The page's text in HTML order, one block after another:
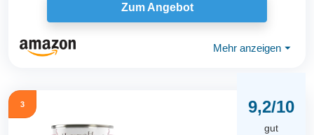
Zum Angebot
Mehr anzeigen ⏷
3 9,2/10
gut